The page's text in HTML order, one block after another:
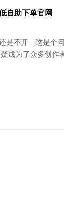
自助下单官网
成为了众多创作